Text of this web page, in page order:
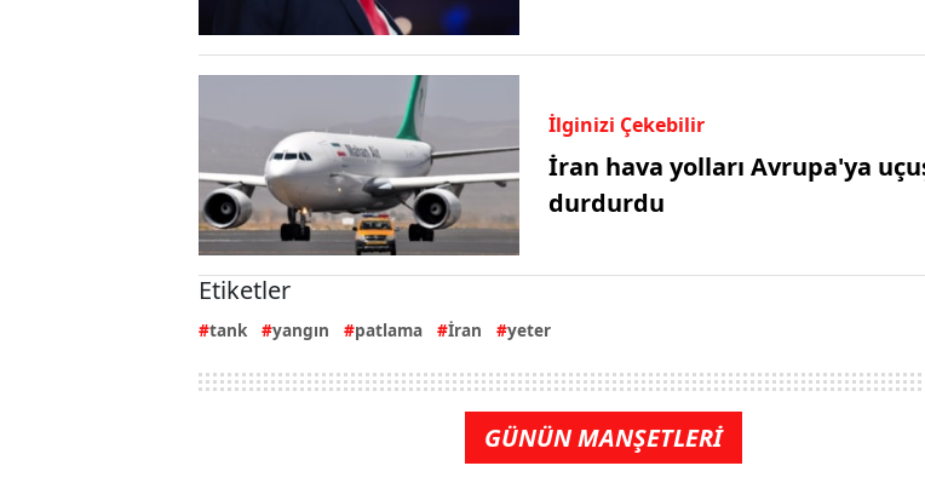
İlginizi Çekebilir
İran hava yolları Avrupa'ya
durdurdu
Etiketler
tank yangın patlama İran yeter
GÜNÜN MANŞETLERİ